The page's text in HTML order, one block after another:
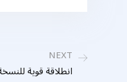
NEXT
انطلاقة قوية